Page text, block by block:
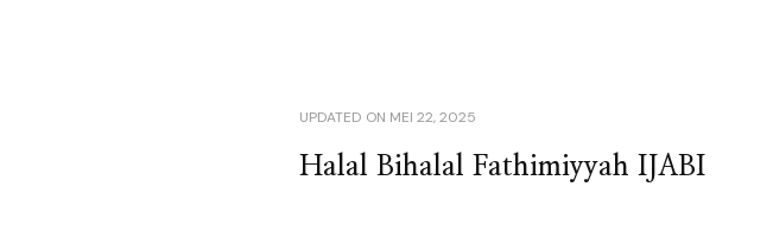
UPDATED ON MEI 22, 2025
Halal Bihalal Fathimiyyah IJABI